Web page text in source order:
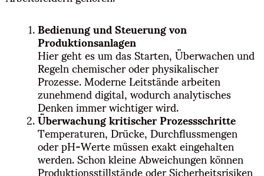
Bedienung und Steuerung von
Produktionsanlagen
Hier geht es um das Starten, Überwachen und
Regeln chemischer oder physikalischer
Prozesse. Moderne Leitstände arbeiten
zunehmend digital, wodurch analytisches
Denken immer wichtiger wird.
Überwachung kritischer Prozessschritte
Temperaturen, Drücke, Durchflussmengen
oder pH-Werte müssen exakt eingehalten
werden. Schon kleine Abweichungen können